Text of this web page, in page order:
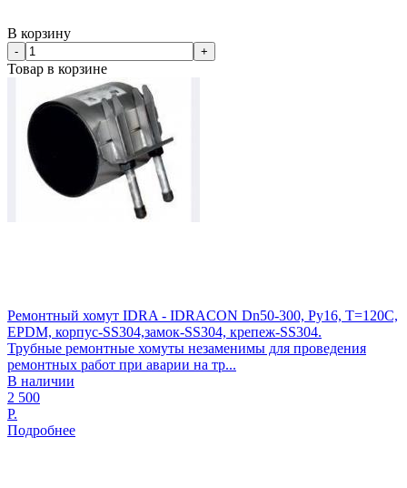
В корзину
- +
Товар в корзине
Ремонтный хомут IDRA - IDRACON Dn50-300, Ру16, Т=120С,
EPDM, корпус-SS304,замок-SS304, крепеж-SS304.
Трубные ремонтные хомуты незаменимы для проведения
ремонтных работ при аварии на тр...
В наличии
2 500
Р.
Подробнее